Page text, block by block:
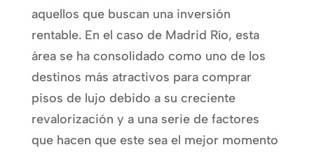
aquellos que buscan una inversión
rentable. En el caso de Madrid Río, esta
área se ha consolidado como uno de los
destinos más atractivos para comprar
pisos de lujo debido a su creciente
revalorización y a una serie de factores
que hacen que este sea el mejor momento